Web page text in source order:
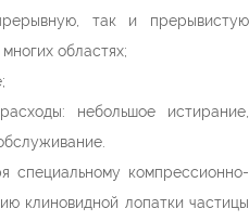
так и прерывистую
областях;
небольшое истирание,
специальному компрессионно-
клиновидной лопатки частицы